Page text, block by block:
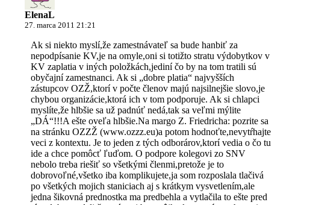
ElenaL
27. marca 2011 21:21
Ak si niekto myslí,že zamestnávateľ sa bude hanbiť za
nepodpísanie KV,je na omyle,oni si totižto stratu výdobytkov v
KV zaplatia v iných položkách,jediní čo by na tom tratili sú
obyčajní zamestnanci. Ak si „dobre platia“ najvyšších
zástupcov OZŽ,ktorí v počte členov majú najsilnejšie slovo,je
chybou organizácie,ktorá ich v tom podporuje. Ak si chlapci
myslíte,že hlbšie sa už padnúť nedá,tak sa veľmi mýlite
„DÁ“!!!A ešte oveľa hlbšie.Na margo Z. Friedricha: pozrite sa
na stránku OZZŽ (www.ozzz.eu)a potom hodnoťte,nevytŕhajte
veci z kontextu. Je to jeden z tých odborárov,ktorí vedia o čo tu
ide a chce pomôcť ľuďom. O podpore kolegovi zo SNV
nebolo treba riešiť so všetkými členmi,pretože je to
dobrovoľné,všetko iba komplikujete,ja som rozposlala tlačivá
po všetkých mojich staniciach aj s krátkym vysvetlením,ale
jedna šikovná prednostka ma predbehla a vytlačila to ešte pred